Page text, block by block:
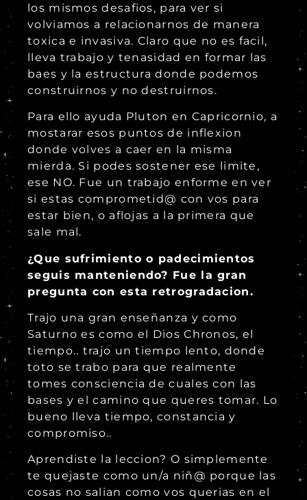
los mismos desafios, para ver si
volviamos a relacionarnos de manera
toxica e invasiva. Claro que no es facil,
lleva trabajo y tenasidad en formar las
baes y la estructura donde podemos
construirnos y no destruirnos.
Para ello ayuda Pluton en Capricornio, a
mostarar esos puntos de inflexion
donde volves a caer en la misma
mierda. Si podes sostener ese limite,
ese NO. Fue un trabajo enforme en ver
si estas comprometid@ con vos para
estar bien, o aflojas a la primera que
sale mal.
¿Que sufrimiento o padecimientos
seguis manteniendo? Fue la gran
pregunta con esta retrogradacion.
Trajo una gran enseñanza y como
Saturno es como el Dios Chronos, el
tiempo.. trajo un tiempo lento, donde
toto se trabo para que realmente
tomes consciencia de cuales con las
bases y el camino que queres tomar. Lo
bueno lleva tiempo, constancia y
compromiso..
Aprendiste la leccion? O simplemente
te quejaste como un/a niñ@ porque las
cosas no salian como vos querias en el